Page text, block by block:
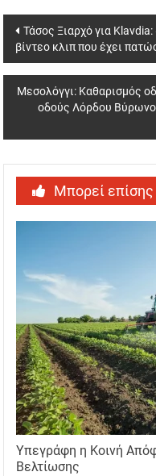
Post
navigation
Τάσος Ξιαρχό για
βίντεο κλιπ που έχει
Μεσολόγγι: Καθαρισμός
οδούς Λόρδου
Μπορεί
Υπεγράφη η Κοινή
Βελτίωσης